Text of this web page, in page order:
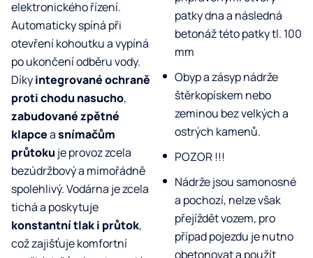
elektronického řízení.
Automaticky spíná při
otevření kohoutku a vypíná
po ukončení odběru vody.
Díkyintegrované ochraně
proti chodu nasucho,
zabudované zpětné
klapceasnímačům
průtoku je provoz zcela
bezúdržbový a mimořádně
spolehlivý. Vodárna je zcela
tichá a poskytuje
konstantní tlak i průtok,
což zajišťuje komfortní
patky dna a následná
betonáž této patky tl. 100
mm
Obyp a zásyp nádrže
štěrkopískem nebo
zeminou bez velkých a
ostrých kamenů.
POZOR !!!
Nádrže jsou samonosné
a pochozí, nelze však
přejíždět vozem, pro
případ pojezdu je nutno
obetonovat a použít